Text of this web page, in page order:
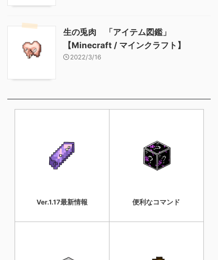
生の兎肉 「アイテム図鑑」
【Minecraft / マインクラフト】
2022/3/16
Ver.1.17最新情報 便利なコマンド